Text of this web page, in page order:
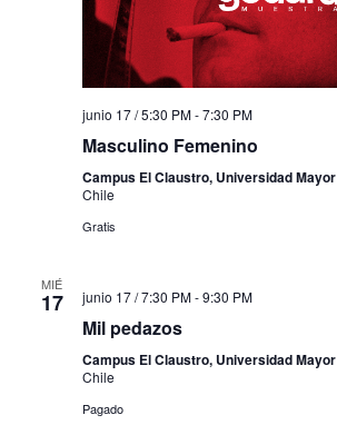
junio 17 / 5:30 PM-7:30 PM
Masculino Femenino
Campus El Claustro, Universidad Mayor
Chile
Gratis
MIÉ
17 junio 17 / 7:30 PM-9:30 PM
Mil pedazos
Campus El Claustro, Universidad Mayor
Chile
Pagado